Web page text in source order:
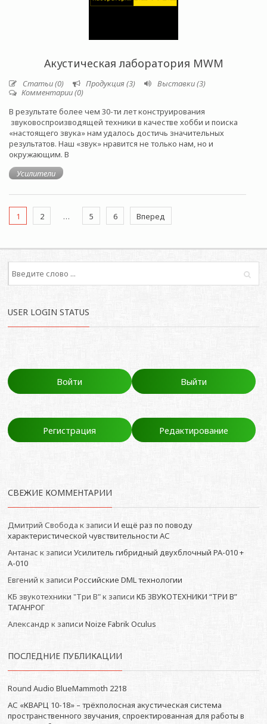
Акустическая лаборатория MWM
Статьи (0) Продукция (3)
Выставки (3)
Комментарии (0)
В результате более чем 30-ти лет конструирования
звуковоспроизводящей техники в качестве хобби и поиска
«настоящего звука» нам удалось достичь значительных
результатов. Наш «звук» нравится не только нам, но и
окружающим. В
Усилители
1 2 … 5 6 Вперед
USER LOGIN STATUS
Войти Выйти
Регистрация Редактирование
СВЕЖИЕ КОММЕНТАРИИ
Дмитрий Свобода к записи И ещё раз по поводу
характеристической чувствительности АС
Антанас к записи Усилитель гибридный двухблочный РА-010 +
А-010
Евгений к записи Российские DML технологии
КБ звукотехники "Три В"к записи КБ ЗВУКОТЕХНИКИ “ТРИ В”
ТАГАНРОГ
Александр к записи Noize Fabrik Oculus
ПОСЛЕДНИЕ ПУБЛИКАЦИИ
Round Audio BlueMammoth 2218
АС «КВАРЦ 10-18» – трёхполосная акустическая система
пространственного звучания, спроектированная для работы в